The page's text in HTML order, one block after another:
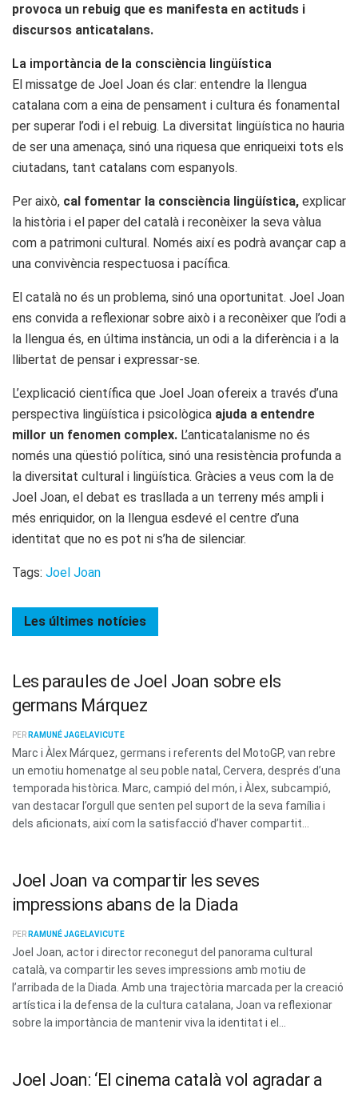
provoca un rebuig que es manifesta en actituds i
discursos anticatalans.
La importància de la consciència lingüística
El missatge de Joel Joan és clar: entendre la llengua
catalana com a eina de pensament i cultura és fonamental
per superar l’odi i el rebuig. La diversitat lingüística no hauria
de ser una amenaça, sinó una riquesa que enriqueixi tots els
ciutadans, tant catalans com espanyols.
Per això, cal fomentar la consciència lingüística, explicar
la història i el paper del català i reconèixer la seva vàlua
com a patrimoni cultural. Només així es podrà avançar cap a
una convivència respectuosa i pacífica.
El català no és un problema, sinó una oportunitat. Joel Joan
ens convida a reflexionar sobre això i a reconèixer que l’odi a
la llengua és, en última instància, un odi a la diferència i a la
llibertat de pensar i expressar-se.
L’explicació científica que Joel Joan ofereix a través d’una
perspectiva lingüística i psicològica ajuda a entendre
millor un fenomen complex. L’anticatalanisme no és
només una qüestió política, sinó una resistència profunda a
la diversitat cultural i lingüística. Gràcies a veus com la de
Joel Joan, el debat es trasllada a un terreny més ampli i
més enriquidor, on la llengua esdevé el centre d’una
identitat que no es pot ni s’ha de silenciar.
Tags: Joel Joan
Les últimes notícies
Les paraules de Joel Joan sobre els
germans Márquez
PER RAMUNÉ JAGELAVICUTE
Marc i Àlex Márquez, germans i referents del MotoGP, van rebre
un emotiu homenatge al seu poble natal, Cervera, després d’una
temporada històrica. Marc, campió del món, i Àlex, subcampió,
van destacar l’orgull que senten pel suport de la seva família i
dels aficionats, així com la satisfacció d’haver compartit...
Joel Joan va compartir les seves
impressions abans de la Diada
PER RAMUNÉ JAGELAVICUTE
Joel Joan, actor i director reconegut del panorama cultural
català, va compartir les seves impressions amb motiu de
l’arribada de la Diada. Amb una trajectòria marcada per la creació
artística i la defensa de la cultura catalana, Joan va reflexionar
sobre la importància de mantenir viva la identitat i el...
Joel Joan: ‘El cinema català vol agradar a